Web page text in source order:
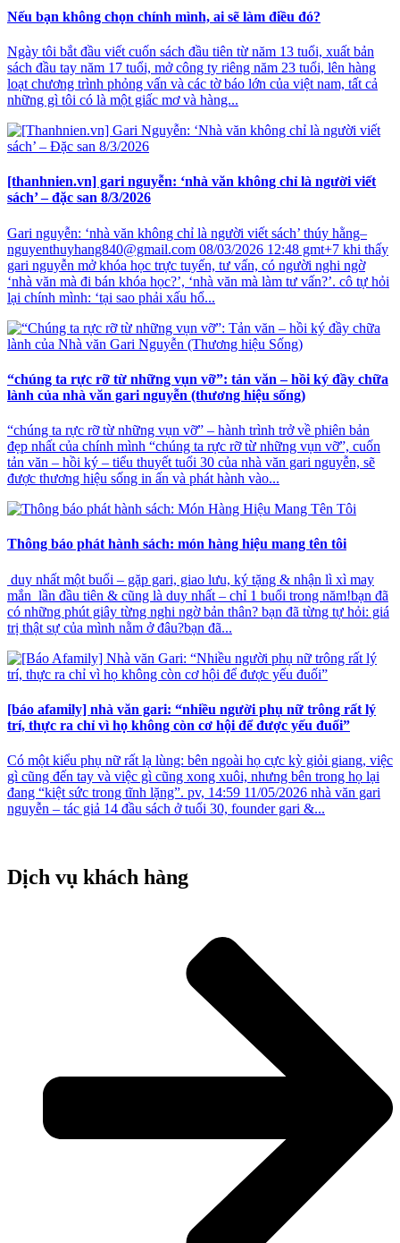
Nếu bạn không chọn chính mình, ai sẽ làm điều đó?
Ngày tôi bắt đầu viết cuốn sách đầu tiên từ năm 13 tuổi, xuất bản
sách đầu tay năm 17 tuổi, mở công ty riêng năm 23 tuổi, lên hàng
loạt chương trình phỏng vấn và các tờ báo lớn của việt nam, tất cả
những gì tôi có là một giấc mơ và hàng...
[thanhnien.vn] gari nguyễn: ‘nhà văn không chỉ là người viết
sách’ – đặc san 8/3/2026
Gari nguyễn: ‘nhà văn không chỉ là người viết sách’ thúy hằng–
nguyenthuyhang840@gmail.com 08/03/2026 12:48 gmt+7 khi thấy
gari nguyễn mở khóa học trực tuyến, tư vấn, có người nghi ngờ
‘nhà văn mà đi bán khóa học?’, ‘nhà văn mà làm tư vấn?’. cô tự hỏi
lại chính mình: ‘tại sao phải xấu hổ...
“chúng ta rực rỡ từ những vụn vỡ”: tản văn – hồi ký đầy chữa
lành của nhà văn gari nguyễn (thương hiệu sống)
“chúng ta rực rỡ từ những vụn vỡ” – hành trình trở về phiên bản
đẹp nhất của chính mình “chúng ta rực rỡ từ những vụn vỡ”, cuốn
tản văn – hồi ký – tiểu thuyết tuổi 30 của nhà văn gari nguyễn, sẽ
được thương hiệu sống in ấn và phát hành vào...
Thông báo phát hành sách: món hàng hiệu mang tên tôi
duy nhất một buổi – gặp gari, giao lưu, ký tặng & nhận lì xì may
mắn lần đầu tiên & cũng là duy nhất – chỉ 1 buổi trong năm!bạn đã
có những phút giây từng nghi ngờ bản thân? bạn đã từng tự hỏi: giá
trị thật sự của mình nằm ở đâu?bạn đã...
[báo afamily] nhà văn gari: “nhiều người phụ nữ trông rất lý
trí, thực ra chỉ vì họ không còn cơ hội để được yếu đuối”
Có một kiểu phụ nữ rất lạ lùng: bên ngoài họ cực kỳ giỏi giang, việc
gì cũng đến tay và việc gì cũng xong xuôi, nhưng bên trong họ lại
đang “kiệt sức trong tĩnh lặng”. pv, 14:59 11/05/2026 nhà văn gari
nguyễn – tác giả 14 đầu sách ở tuổi 30, founder gari &...
Dịch vụ khách hàng